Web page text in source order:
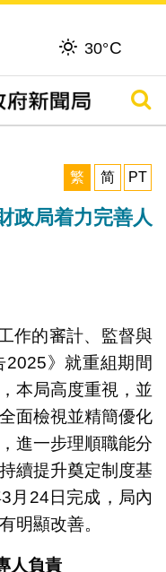
30°C
搜尋
繁
简 PT
政局着力完善人
作的審計、監督與
》就重組期間
本局高度重視，並
面檢視並精簡優化
進一步理順職能分
續提升奠定制度基
月24日完成，局內
明顯改善。
人負責